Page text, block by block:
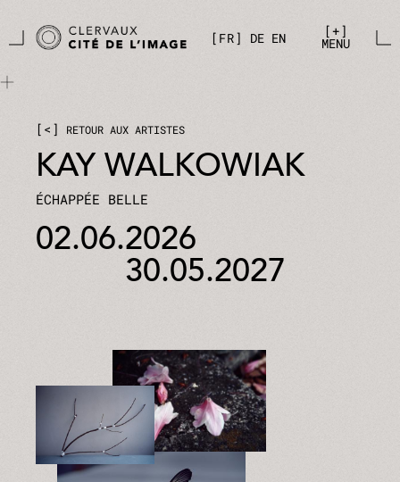
FR
DE EN +
MENU
< RETOUR AUX ARTISTES
KAY WALKOWIAK
ÉCHAPPÉE BELLE
02.06.2026
30.05.2027